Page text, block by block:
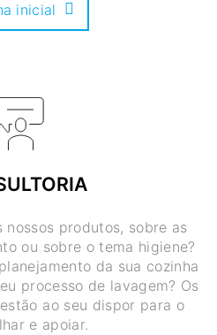
inicial
nossos produtos, sobre as
ou sobre o tema higiene?
da sua cozinha
processo de lavagem? Os
ao seu dispor para o
e apoiar.